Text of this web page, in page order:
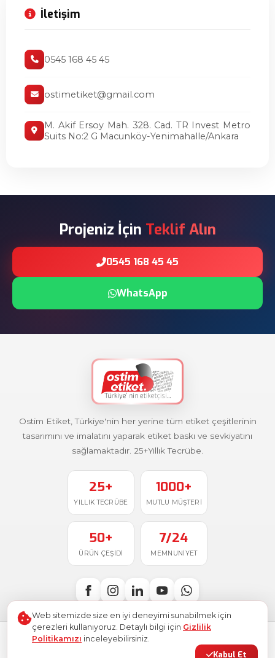
İletişim
0545 168 45 45
ostimetiket@gmail.com
M. Akif Ersoy Mah. 328. Cad. TR Invest Metro
Suits No:2 G Macunköy-Yenimahalle/Ankara
Projeniz İçin Teklif Alın
0545 168 45 45
WhatsApp
Ostim Etiket, Türkiye'nin her yerine tüm etiket çeşitlerinin
tasarımını ve imalatını yaparak etiket baskı ve sevkiyatını
sağlamaktadır. 25+Yıllık Tecrübe.
25+
YILLIK TECRÜBE
1000+
MUTLU MÜŞTERI
50+
ÜRÜN ÇEŞIDI
7/24
MEMNUNIYET
. Tüm hakları saklıdır.
Türkiye'de ile üretildi
Web sitemizde size en iyi deneyimi sunabilmek için
çerezleri kullanıyoruz. Detaylı bilgi için Gizlilik
Politikamızı inceleyebilirsiniz.
Kabul Et